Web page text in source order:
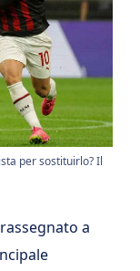
per sostituirlo? Il
a